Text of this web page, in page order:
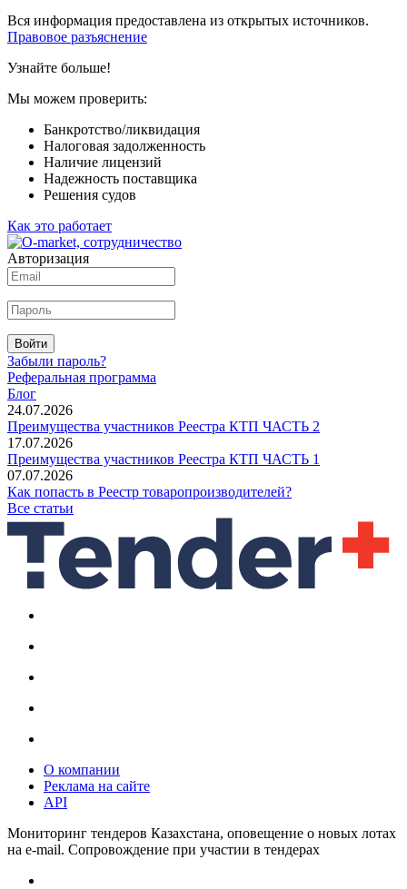
Вся информация предоставлена из открытых источников.
Правовое разъяснение
Узнайте больше!
Мы можем проверить:
Банкротство/ликвидация
Налоговая задолженность
Наличие лицензий
Надежность поставщика
Решения судов
Как это работает
Авторизация
Войти
Забыли пароль?
Реферальная программа
Блог
24.07.2026
Преимущества участников Реестра КТП ЧАСТЬ 2
17.07.2026
Преимущества участников Реестра КТП ЧАСТЬ 1
07.07.2026
Как попасть в Реестр товаропроизводителей?
Все статьи
О компании
Реклама на сайте
API
Мониторинг тендеров Казахстана, оповещение о новых лотах
на e-mail. Сопровождение при участии в тендерах